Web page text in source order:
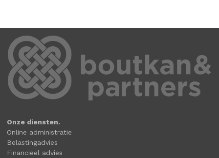
Onze diensten.
Online administratie
Belastingadvies
Financieel advies